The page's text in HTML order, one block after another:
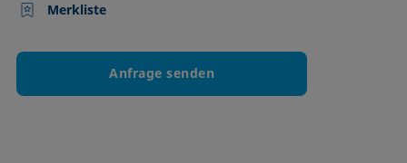
Merkliste
Anfrage senden